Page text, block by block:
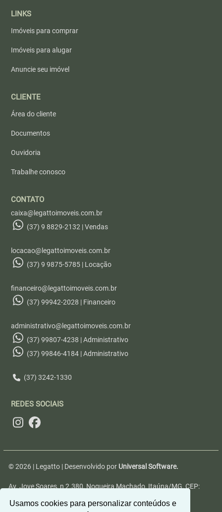
Usamos cookies para personalizar conteúdos e
LINKS
Imóveis para comprar
Imóveis para alugar
Anuncie seu imóvel
CLIENTE
Área do cliente
Documentos
Ouvidoria
Trabalhe conosco
CONTATO
caixa@legattoimoveis.com.br
(37) 9 8829-2132 | Vendas
locacao@legattoimoveis.com.br
(37) 9 9875-5785 | Locação
financeiro@legattoimoveis.com.br
(37) 99942-2028 | Financeiro
administrativo@legattoimoveis.com.br
(37) 99807-4238 | Administrativo
(37) 99846-4184 | Administrativo
(37) 3242-1330
REDES SOCIAIS
© 2026 | Legatto | Desenvolvido por Universal Software.
Av. Jove Soares, n 2.380, Nogueira Machado, Itaúna/MG, CEP: